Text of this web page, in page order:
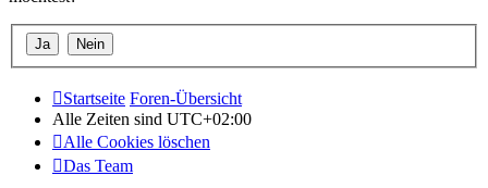
Startseite Foren-Übersicht
Alle Zeiten sind UTC+02:00
Alle Cookies löschen
Das Team